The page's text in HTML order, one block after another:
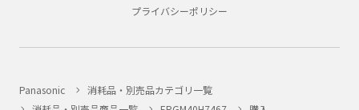
プライバシーポリシー
Panasonic
消耗品・別売品カテゴリ一覧